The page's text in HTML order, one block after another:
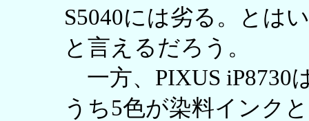
S5040には劣る。とは
と言えるだろう。
一方、PIXUS iP8730
うち5色が染料インク